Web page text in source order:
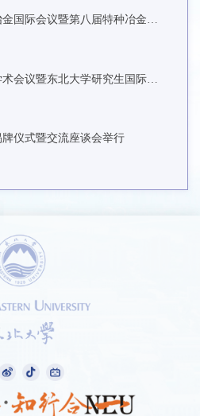
第三届高品质特殊钢冶金国际会议暨第八届特种冶金技术学术会议在东北大学召开
2026年智慧土木国际学术会议暨东北大学研究生国际暑期学校第九期在东北大学召开
仪式暨交流座谈会举行